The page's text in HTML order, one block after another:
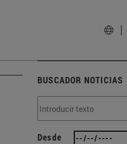
BUSCADOR NOTICIAS
Desde